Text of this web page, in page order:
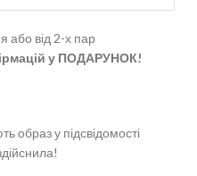
або від 2-х пар
у ПОДАРУНОК!
образ у підсвідомості